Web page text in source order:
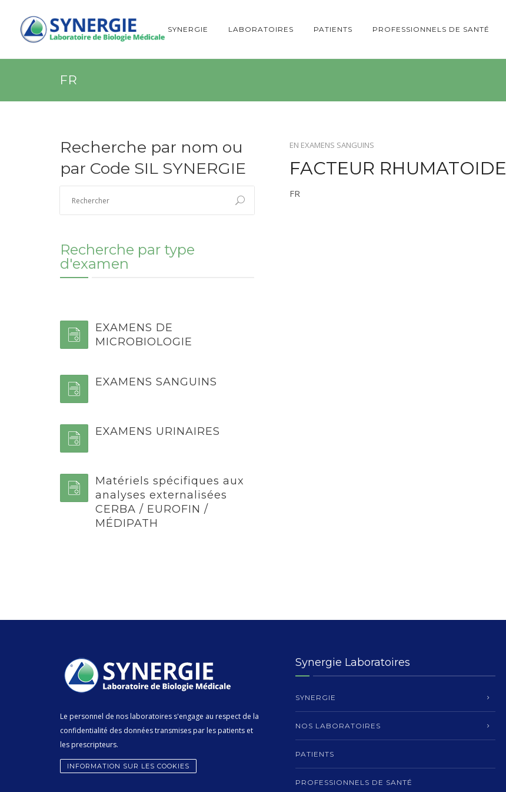
SYNERGIE LABORATOIRES PATIENTS PROFESSIONNELS DE SANTÉ
FR
EN EXAMENS SANGUINS
FACTEUR RHUMATOIDE
FR
Recherche par nom ou
par Code SIL SYNERGIE
Recherche par type
d'examen
EXAMENS DE
MICROBIOLOGIE
EXAMENS SANGUINS
EXAMENS URINAIRES
Matériels spécifiques aux
analyses externalisées
CERBA / EUROFIN /
MÉDIPATH
Le personnel de nos laboratoires s'engage au respect de la
confidentialité des données transmises par les patients et
les prescripteurs.
INFORMATION SUR LES COOKIES
Synergie Laboratoires
SYNERGIE
NOS LABORATOIRES
PATIENTS
PROFESSIONNELS DE SANTÉ